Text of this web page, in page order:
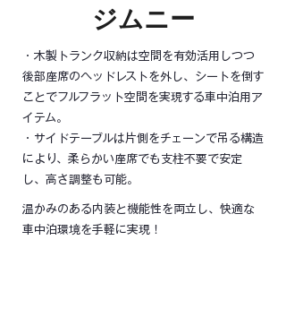
ジムニー
・木製トランク収納は空間を有効活用しつつ
後部座席のヘッドレストを外し、シートを倒す
ことでフルフラット空間を実現する車中泊用ア
イテム。
・サイドテーブルは片側をチェーンで吊る構造
により、柔らかい座席でも支柱不要で安定
し、高さ調整も可能。
温かみのある内装と機能性を両立し、快適な
車中泊環境を手軽に実現！